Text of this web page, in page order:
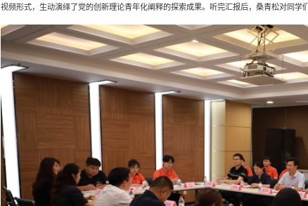
视频形式，生动演绎了党的创新理论青年化阐释的探索成果。听完汇报后，桑青松对同学